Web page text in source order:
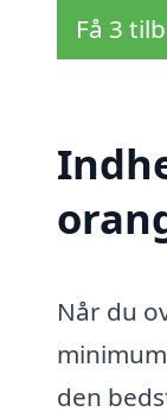
Få 3
Når du
den